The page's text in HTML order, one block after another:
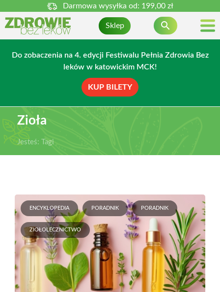
Darmowa wysyłka od: 199,00 zł
Sklep 
Do zobaczenia na 4. edycji Festiwalu Pełnia Zdrowia Bez
leków w katowickim MCK!
KUP BILETY
Zioła
Jesteś: Tagi
ENCYKLOPEDIA PORADNIK PORADNIK
ZIOŁOLECZNICTWO